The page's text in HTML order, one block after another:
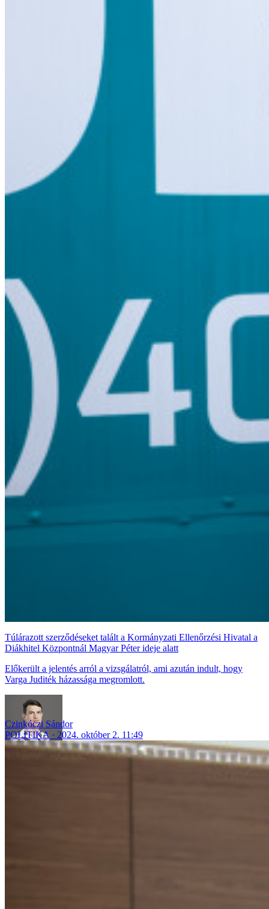
Túlárazott szerződéseket talált a Kormányzati Ellenőrzési Hivatal a
Diákhitel Központnál Magyar Péter ideje alatt
Előkerült a jelentés arról a vizsgálatról, ami azután indult, hogy
Varga Juditék házassága megromlott.
Czinkóczi Sándor
POLITIKA
2024. október 2. 11:49